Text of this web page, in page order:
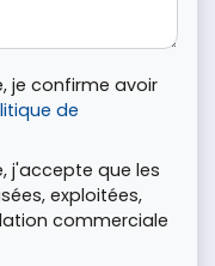
je confirme avoir
de
j'accepte que les
exploitées,
commerciale